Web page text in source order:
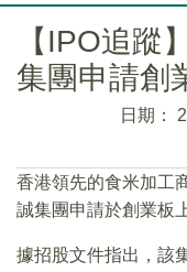
【IPO追蹤
集團申請創
日期：
香港領先的食米加工
誠集團申請於創業板
據招股文件指出，該